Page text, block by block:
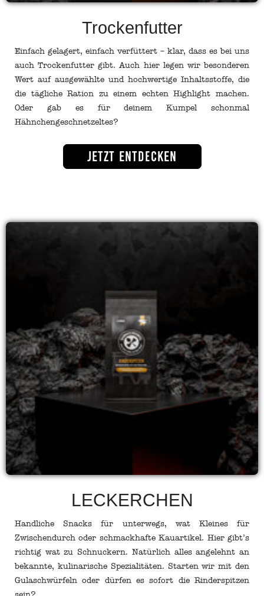
Trockenfutter
Einfach gelagert, einfach verfüttert – klar, dass es bei uns
auch Trockenfutter gibt. Auch hier legen wir besonderen
Wert auf ausgewählte und hochwertige Inhaltsstoffe, die
die tägliche Ration zu einem echten Highlight machen.
Oder gab es für deinem Kumpel schonmal
Hähnchengeschnetzeltes?
Jetzt entdecken
LECKERCHEN
Handliche Snacks für unterwegs, wat Kleines für
Zwischendurch oder schmackhafte Kauartikel. Hier gibt’s
richtig wat zu Schnuckern. Natürlich alles angelehnt an
bekannte, kulinarische Spezialitäten. Starten wir mit den
Gulaschwürfeln oder dürfen es sofort die Rinderspitzen